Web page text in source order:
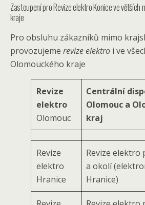
Zastoupení pro Revize elektro Konice ve větších
kraje
Pro obsluhu zákazníků mimo
provozujeme revize elektro i ve
Olomouckého kraje
Revize
elektro
Olomouc
Centrální
Olomouc a
kraj
Revize
elektro
Hranice
Revize elektro
a okolí
Hranice)